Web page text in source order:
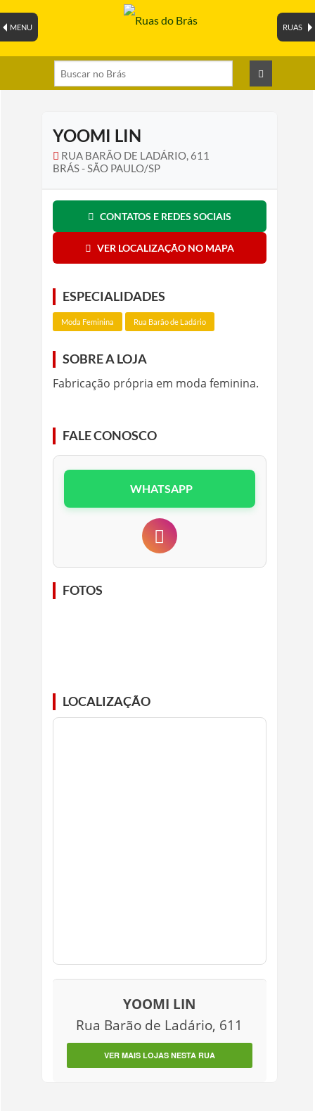
RUAS
MENU
YOOMI LIN
RUA BARÃO DE LADÁRIO, 611
BRÁS - SÃO PAULO/SP
CONTATOS E REDES SOCIAIS
VER LOCALIZAÇÃO NO MAPA
ESPECIALIDADES
Moda Feminina Rua Barão de Ladário
SOBRE A LOJA
Fabricação própria em moda feminina.
FALE CONOSCO
WHATSAPP
FOTOS
LOCALIZAÇÃO
YOOMI LIN
Rua Barão de Ladário, 611
VER MAIS LOJAS NESTA RUA